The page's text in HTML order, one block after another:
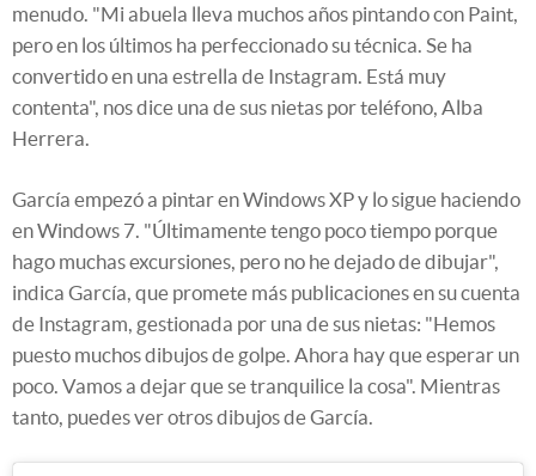
menudo. "Mi abuela lleva muchos años pintando con Paint,
pero en los últimos ha perfeccionado su técnica. Se ha
convertido en una estrella de Instagram. Está muy
contenta", nos dice una de sus nietas por teléfono, Alba
Herrera.
García empezó a pintar en Windows XP y lo sigue haciendo
en Windows 7. "Últimamente tengo poco tiempo porque
hago muchas excursiones, pero no he dejado de dibujar",
indica García, que promete más publicaciones en su cuenta
de Instagram, gestionada por una de sus nietas: "Hemos
puesto muchos dibujos de golpe. Ahora hay que esperar un
poco. Vamos a dejar que se tranquilice la cosa". Mientras
tanto, puedes ver otros dibujos de García.